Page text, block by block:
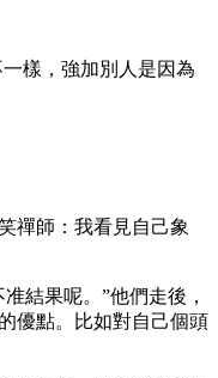
樣，強加別人是因為
禪師：我看見自己象
結果呢。”他們走後，
優點。比如對自己個頭